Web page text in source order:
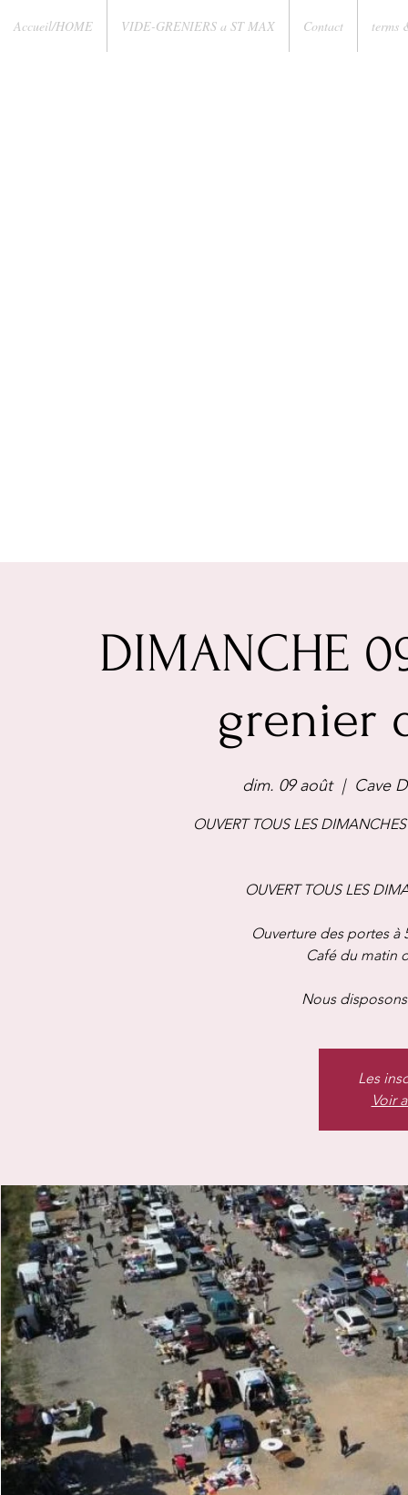
Accueil/HOME VIDE-GRENIERS a ST MAX Contact terms
DIMANCHE
grenier
dim. 09 août
  |
Cave
OUVERT TOUS LES
OUVERT TOUS LES
Ouverture des portes à
Café du matin
Nous
Les
Voir